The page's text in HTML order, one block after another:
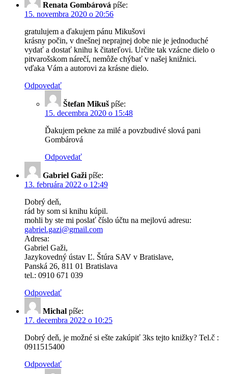
Renata Gombárová píše:
15. novembra 2020 o 20:56
gratulujem a ďakujem pánu Mikušovi
krásny počin, v dnešnej neprajnej dobe nie je jednoduché
vydať a dostať knihu k čitateľovi. Určite tak vzácne dielo o
pitvarošskom nárečí, nemôže chýbať v našej knižnici.
vďaka Vám a autorovi za krásne dielo.
Odpovedať
Štefan Mikuš píše:
15. decembra 2020 o 15:48
Ďakujem pekne za milé a povzbudivé slová pani
Gombárová
Odpovedať
Gabriel Gaži píše:
13. februára 2022 o 12:49
Dobrý deň,
rád by som si knihu kúpil.
mohli by ste mi poslať číslo účtu na mejlovú adresu:
gabriel.gazi@gmail.com
Adresa:
Gabriel Gaži,
Jazykovedný ústav Ľ. Štúra SAV v Bratislave,
Panská 26, 811 01 Bratislava
tel.: 0910 671 039
Odpovedať
Michal píše:
17. decembra 2022 o 10:25
Dobrý deň, je možné si ešte zakúpiť 3ks tejto knižky? Tel.č :
0911515400
Odpovedať